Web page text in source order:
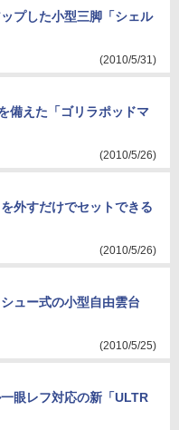
プした小型三脚「シェル
(2010/5/31)
備えた「ゴリラポッドマ
(2010/5/26)
外すだけでセットできる
(2010/5/26)
ュー式の小型自由雲台
(2010/5/25)
眼レフ対応の新「ULTR